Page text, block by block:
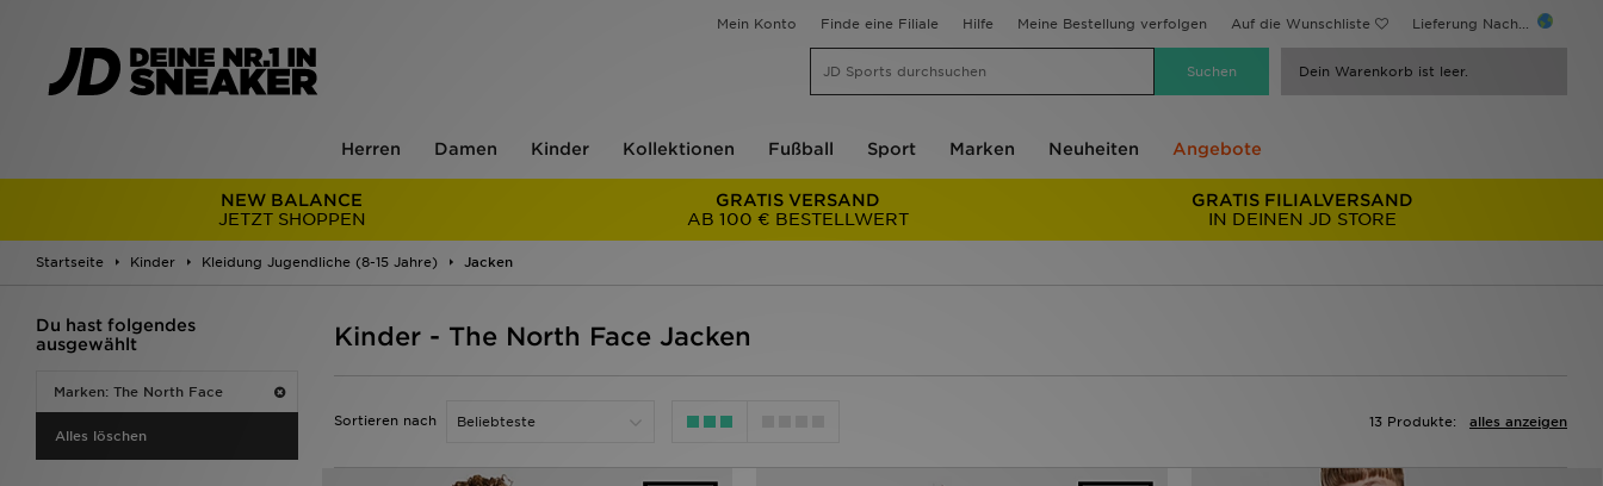
Mein Konto Finde eine Filiale Hilfe Meine Bestellung verfolgen Auf die Wunschliste Lieferung Nach...
Dein Warenkorb ist leer.
Herren Damen Kinder Kollektionen Fußball Sport Marken Neuheiten Angebote
NEW BALANCE
JETZT SHOPPEN
GRATIS VERSAND
AB 100 € BESTELLWERT
GRATIS FILIALVERSAND
IN DEINEN JD STORE
Startseite Kinder Kleidung Jugendliche (8-15 Jahre) Jacken
Du hast folgendes
ausgewählt
Marken: The North Face
Alles löschen
Kinder - The North Face Jacken
Sortieren nach alles anzeigen
13 Produkte: